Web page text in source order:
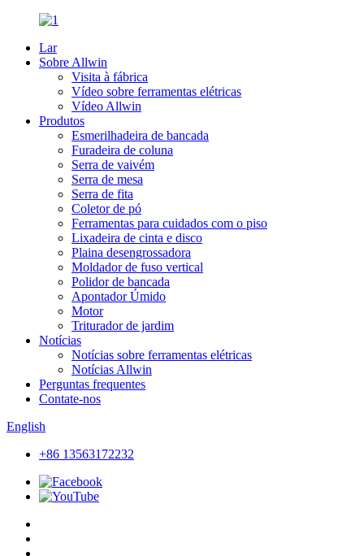
Lar
Sobre Allwin
Visita à fábrica
Vídeo sobre ferramentas elétricas
Vídeo Allwin
Produtos
Esmerilhadeira de bancada
Furadeira de coluna
Serra de vaivém
Serra de mesa
Serra de fita
Coletor de pó
Ferramentas para cuidados com o piso
Lixadeira de cinta e disco
Plaina desengrossadora
Moldador de fuso vertical
Polidor de bancada
Apontador Úmido
Motor
Triturador de jardim
Notícias
Notícias sobre ferramentas elétricas
Notícias Allwin
Perguntas frequentes
Contate-nos
English
+86 13563172232